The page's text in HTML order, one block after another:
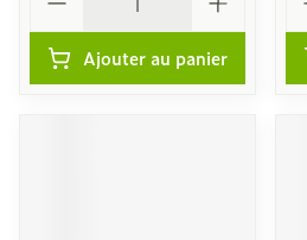
Ajouter au panier